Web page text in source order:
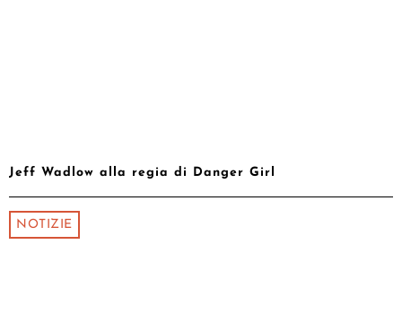
Jeff Wadlow alla regia di Danger Girl
NOTIZIE